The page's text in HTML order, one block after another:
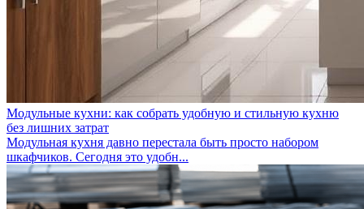
Модульные кухни: как собрать удобную и стильную кухню
без лишних затрат
Модульная кухня давно перестала быть просто набором
шкафчиков. Сегодня это удобн...